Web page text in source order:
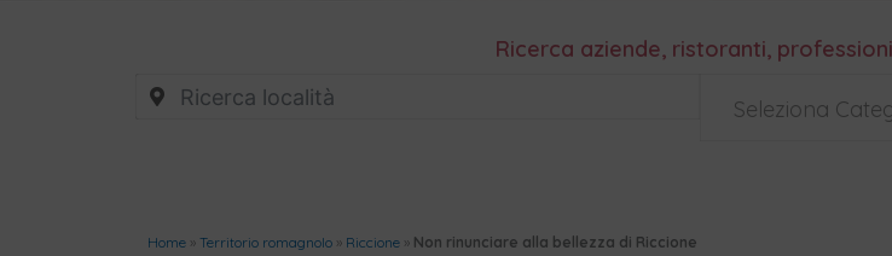
Ricerca aziende, ristoranti,
Seleziona
Home » Territorio romagnolo » Riccione » Non rinunciare alla bellezza di Riccione